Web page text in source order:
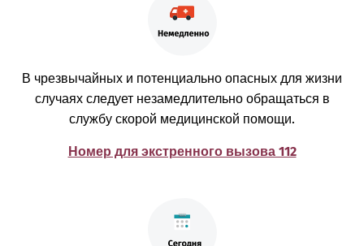
В чрезвычайных и потенциально опасных для жизни
случаях следует незамедлительно обращаться в
службу скорой медицинской помощи.
Номер для экстренного вызова 112